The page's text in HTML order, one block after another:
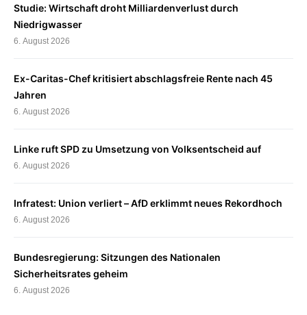
Studie: Wirtschaft droht Milliardenverlust durch
Niedrigwasser
6. August 2026
Ex-Caritas-Chef kritisiert abschlagsfreie Rente nach 45
Jahren
6. August 2026
Linke ruft SPD zu Umsetzung von Volksentscheid auf
6. August 2026
Infratest: Union verliert – AfD erklimmt neues Rekordhoch
6. August 2026
Bundesregierung: Sitzungen des Nationalen
Sicherheitsrates geheim
6. August 2026